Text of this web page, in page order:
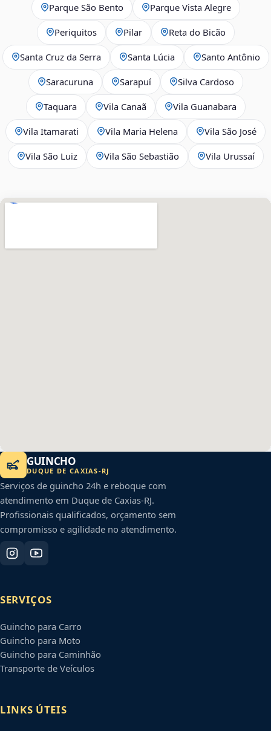
Parque São Bento Parque Vista Alegre
Periquitos Pilar Reta do Bicão
Santa Cruz da Serra Santa Lúcia Santo Antônio
Saracuruna Sarapuí Silva Cardoso
Taquara Vila Canaã Vila Guanabara
Vila Itamarati Vila Maria Helena Vila São José
Vila São Luiz Vila São Sebastião Vila Urussaí
GUINCHO
DUQUE DE CAXIAS-RJ
Serviços de guincho 24h e reboque com
atendimento em Duque de Caxias-RJ.
Profissionais qualificados, orçamento sem
compromisso e agilidade no atendimento.
SERVIÇOS
Guincho para Carro
Guincho para Moto
Guincho para Caminhão
Transporte de Veículos
LINKS ÚTEIS